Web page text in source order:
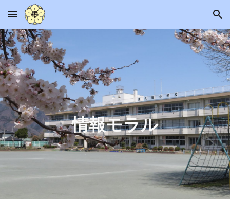
Skip to main content Skip to navigation
情報モラル